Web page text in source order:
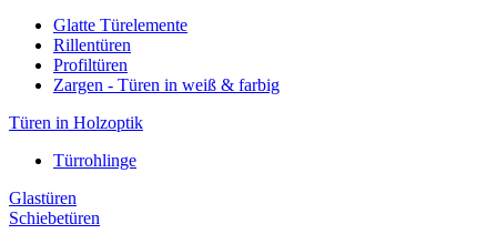
Glatte Türelemente
Rillentüren
Profiltüren
Zargen - Türen in weiß & farbig
Türen in Holzoptik
Türrohlinge
Glastüren
Schiebetüren